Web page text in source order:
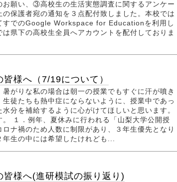
お願い、③高校生の生活実態調査に関するアンケー
の保護者宛の通知を３点配付致しました。本校では
すでのGoogle Workspace for Educationを利用し
県下の高校生全員へアカウントを配付しておりま
皆様へ（7/19について）
がりな私の場合は朝一の授業でもすぐに汗が噴き
生徒たちも熱中症にならないように、授業中であっ
分を補給するように心がけてほしいと思います。
。 １．例年、夏休みに行われる「山梨大学公開授
ナ禍のため人数に制限があり、３年生優先となり
年生の中には希望したけれども...
皆様へ(進研模試の振り返り)